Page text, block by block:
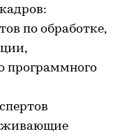
по обработке,
программного